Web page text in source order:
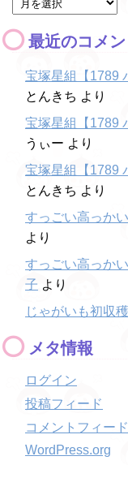
最近のコメン
宝塚星組【1789
とんきち より
宝塚星組【1789
うぃー より
宝塚星組【1789
とんきち より
すっごい高っか
より
すっごい高っか
子 より
じゃがいも初収穫
メタ情報
ログイン
投稿フィード
コメントフィード
WordPress.org